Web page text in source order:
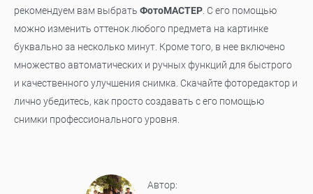
рекомендуем вам выбрать ФотоМАСТЕР . С его помощью
можно изменить оттенок любого предмета на картинке
буквально за несколько минут. Кроме того, в нее включено
множество автоматических и ручных функций для быстрого
и качественного улучшения снимка. Скачайте фоторедактор и
лично убедитесь, как просто создавать с его помощью
снимки профессионального уровня.
Автор: